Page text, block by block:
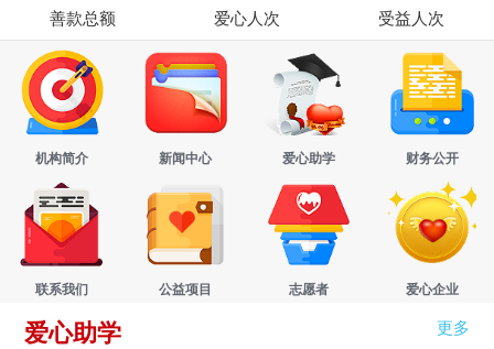
善款总额 爱心人次 受益人次
机构简介 新闻中心 爱心助学 财务公开
联系我们 公益项目 志愿者 爱心企业
更多
爱心助学